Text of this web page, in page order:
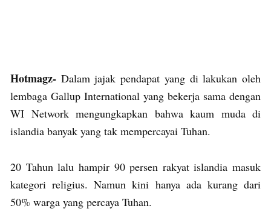
Hotmagz- Dalam jajak pendapat yang di lakukan oleh
lembaga Gallup International yang bekerja sama dengan
WI Network mengungkapkan bahwa kaum muda di
islandia banyak yang tak mempercayai Tuhan.
20 Tahun lalu hampir 90 persen rakyat islandia masuk
kategori religius. Namun kini hanya ada kurang dari
50% warga yang percaya Tuhan.